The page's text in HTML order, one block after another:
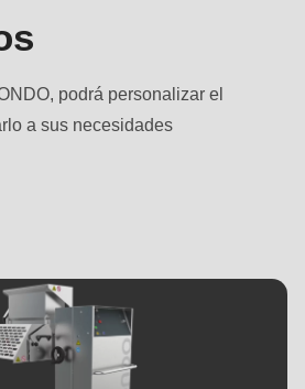
podrá personalizar el
a sus necesidades